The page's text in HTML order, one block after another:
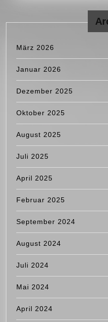
März 2026
Januar 2026
Dezember 2025
Oktober 2025
August 2025
Juli 2025
April 2025
Februar 2025
September 2024
August 2024
Juli 2024
Mai 2024
April 2024